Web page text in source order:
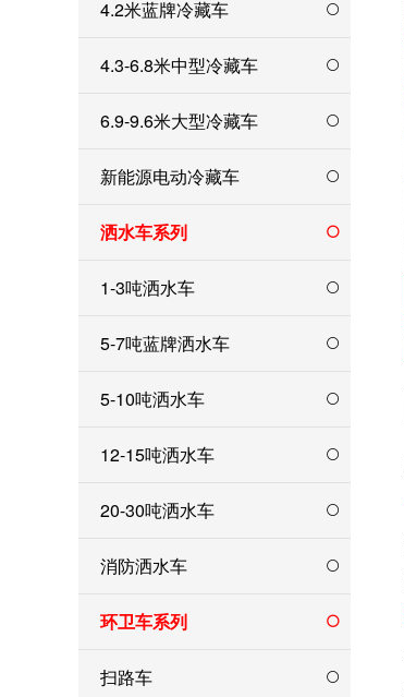
4.2米蓝牌冷藏车
4.3-6.8米中型冷藏车
6.9-9.6米大型冷藏车
新能源电动冷藏车
洒水车系列
1-3吨洒水车
5-7吨蓝牌洒水车
5-10吨洒水车
12-15吨洒水车
20-30吨洒水车
消防洒水车
环卫车系列
扫路车